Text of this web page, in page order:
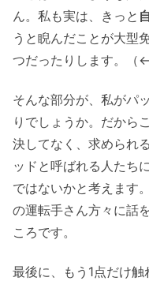
ん。私も実は、きっと
うと睨んだことが大型
つだったりします。（
そんな部分が、私がパ
りでしょうか。だから
決してなく、求められ
ッドと呼ばれる人たち
ではないかと考えます
の運転手さん方々に話
ころです。
最後に、もう1点だけ触